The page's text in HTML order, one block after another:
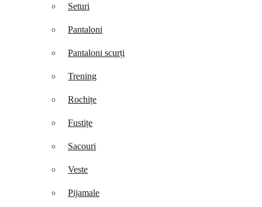
Seturi
Pantaloni
Pantaloni scurți
Trening
Rochițe
Fustițe
Sacouri
Veste
Pijamale